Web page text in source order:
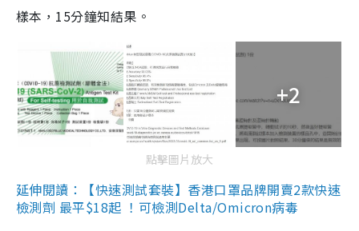
樣本，15分鐘知結果。
+2
點擊圖片放大
延伸閱讀：【快速測試套裝】香港口罩品牌開賣2款快速
檢測劑 最平$18起 ！可檢測Delta/Omicron病毒